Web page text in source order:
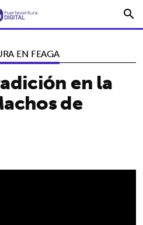
search
EN FEAGA
en la
de